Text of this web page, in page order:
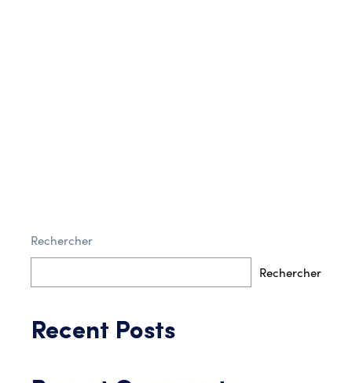
Post Comment
Rechercher
Rechercher
Recent Posts